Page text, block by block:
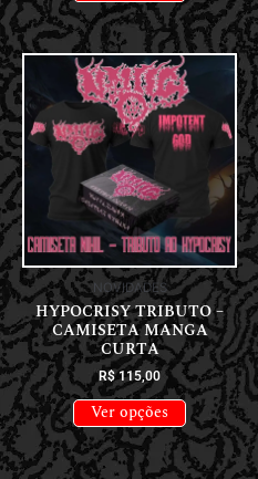
NOVIDADES
HYPOCRISY TRIBUTO –
CAMISETA MANGA
CURTA
R$115,00
Ver opções